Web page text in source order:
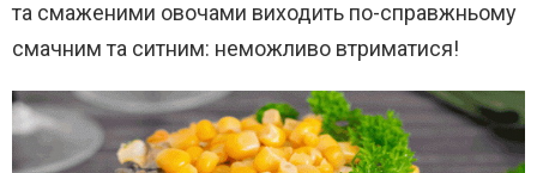
та смаженими овочами виходить по-справжньому
смачним та ситним: неможливо втриматися!